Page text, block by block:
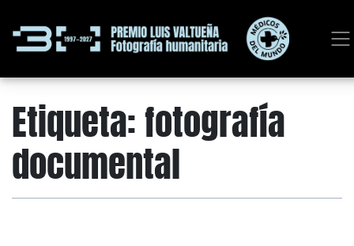
Etiqueta:fotografía
documental